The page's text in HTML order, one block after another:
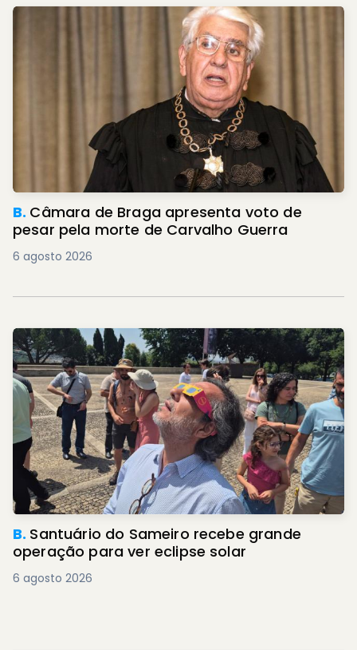
B. Câmara de Braga apresenta voto de
pesar pela morte de Carvalho Guerra
6 agosto 2026
B. Santuário do Sameiro recebe grande
operação para ver eclipse solar
6 agosto 2026